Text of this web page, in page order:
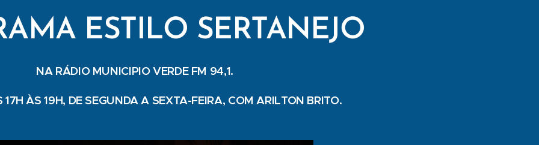
ESTILO SERTANEJO
NA RÁDIO MUNICIPIO VERDE FM 94,1.
17H ÀS 19H, DE SEGUNDA A SEXTA-FEIRA, COM ARILTON BRITO.